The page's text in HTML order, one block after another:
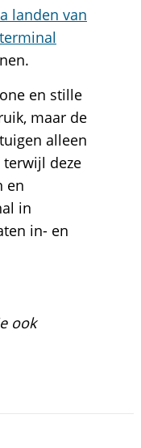
landen van
en stille
maar de
alleen
deze
en
in
in- en
ook